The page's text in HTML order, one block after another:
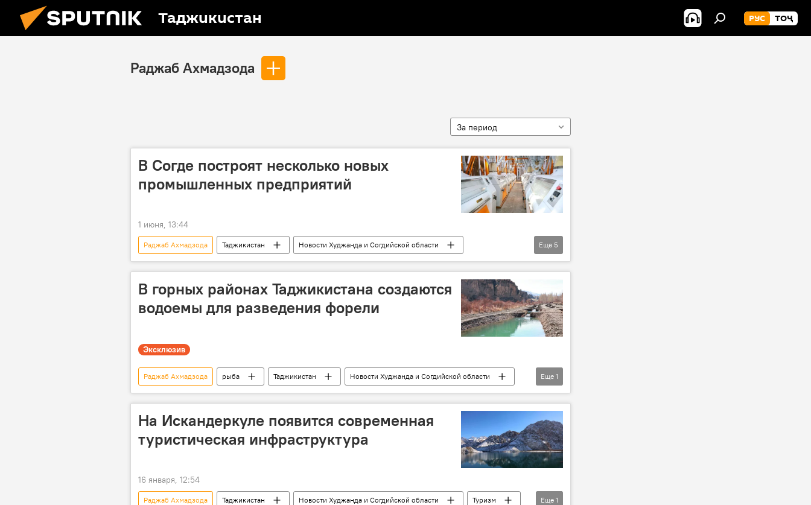
Таджикистан РУС ТОҶ
Раджаб Ахмадзода
За период
В Согде построят несколько новых
промышленных предприятий
1 июня, 13:44
Раджаб Ахмадзода Таджикистан
Новости Худжанда и Согдийской области
Промышленность
предприятия предприятие
Строительство
Еще 5
В горных районах Таджикистана создаются
водоемы для разведения форели
Эксклюзив
Раджаб Ахмадзода рыба Таджикистан
Новости Худжанда и Согдийской области
рыбное хозяйство
Еще 1
На Искандеркуле появится современная
туристическая инфраструктура
16 января, 12:54
Раджаб Ахмадзода Таджикистан Новости Худжанда и Согдийской области
Туризм
Еще 1